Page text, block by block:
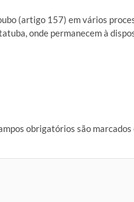
(artigo 157) em vários
onde permanecem à
obrigatórios são marcados